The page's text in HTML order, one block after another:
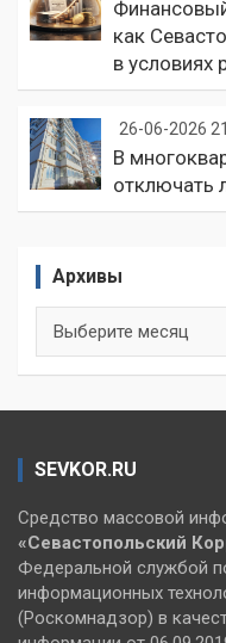
как
в
26-06-2026
В
отключать
Архивы
SEVKOR.RU
Средство массовой
«Севастопольский
Федеральной службой
информационных
(Роскомнадзор) в